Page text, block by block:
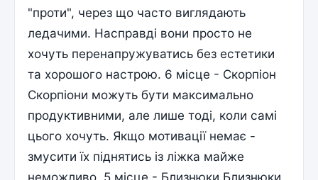
"проти", через що часто виглядають
ледачими. Насправді вони просто не
хочуть перенапружуватись без естетики
та хорошого настрою. 6 місце - Скорпіон
Скорпіони можуть бути максимально
продуктивними, але лише тоді, коли самі
цього хочуть. Якщо мотивації немає -
змусити їх піднятись із ліжка майже
неможливо. 5 місце - Близнюки Близнюки